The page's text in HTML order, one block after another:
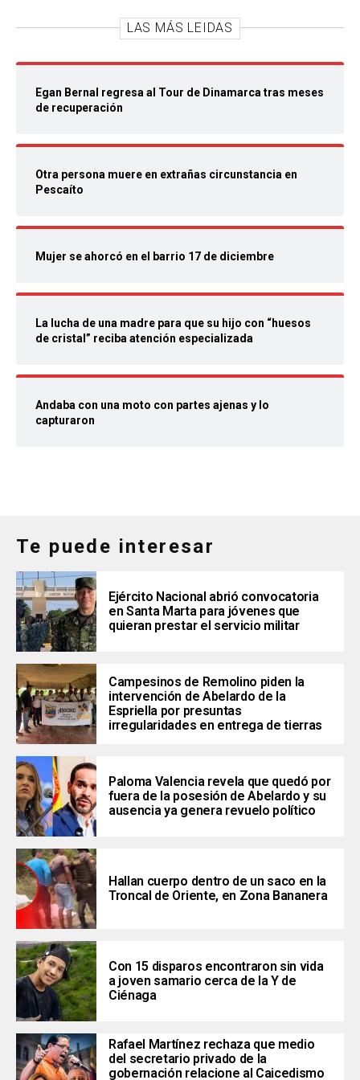
LAS MÁS LEIDAS
Egan Bernal regresa al Tour de Dinamarca tras meses
de recuperación
Otra persona muere en extrañas circunstancia en
Pescaíto
Mujer se ahorcó en el barrio 17 de diciembre
La lucha de una madre para que su hijo con “huesos
de cristal” reciba atención especializada
Andaba con una moto con partes ajenas y lo
capturaron
Te puede interesar
Ejército Nacional abrió convocatoria
en Santa Marta para jóvenes que
quieran prestar el servicio militar
Campesinos de Remolino piden la
intervención de Abelardo de la
Espriella por presuntas
irregularidades en entrega de tierras
Paloma Valencia revela que quedó por
fuera de la posesión de Abelardo y su
ausencia ya genera revuelo político
Hallan cuerpo dentro de un saco en la
Troncal de Oriente, en Zona Bananera
Con 15 disparos encontraron sin vida
a joven samario cerca de la Y de
Ciénaga
Rafael Martínez rechaza que medio
del secretario privado de la
gobernación relacione al Caicedismo